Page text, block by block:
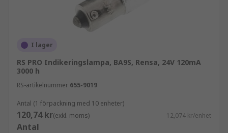
I lager
RS PRO Indikeringslampa, BA9S, Rensa, 24V 120mA
3000 h
RS-artikelnummer 655-9019
Antal (1 förpackning med 10 enheter)
120,74 kr(exkl. moms) 12,074 kr/enhet
Antal